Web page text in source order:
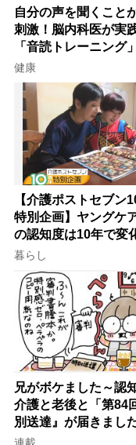
自分の声を聞くこと
刺激！脳内科医が実
「音読トレーニング
意
健康
【介護ポストセブン
特別企画】ヤングケ
の認知度は10年で変
行語大賞にノミネー
律にも明記されたが
て現在は？
暮らし
兄がボケました～認
介護と老後と「第84
別送達』が届きました